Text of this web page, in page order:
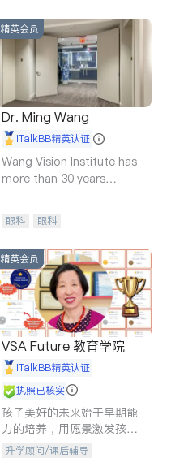
精英会员
Dr. Ming Wang
iTalkBB精英认证
Wang Vision Institute has
more than 30 years
眼科 眼科
精英会员
VSA Future 教育学院
iTalkBB精英认证
执照已核实
孩子美好的未来始于早期能
力的培养，用愿景激发孩子
的学习潜力和动力。理念：
拥有成长型心态是成功的基
升学顾问/课后辅导